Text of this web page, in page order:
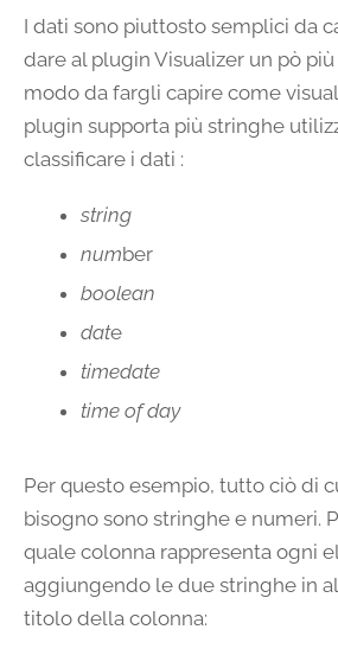
I dati sono piuttosto semplici da
dare al plugin Visualizer un pò
modo da fargli capire come
plugin supporta più stringhe
classificare i dati :
string
number
boolean
date
timedate
time of day
Per questo esempio, tutto ciò di
bisogno sono stringhe e numeri.
quale colonna rappresenta ogni
aggiungendo le due stringhe in
titolo della colonna: